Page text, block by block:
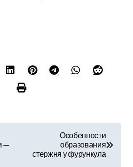
—
Особенности
образования
стержня у фурункула